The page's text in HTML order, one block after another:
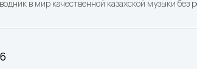
в мир качественной казахской музыки без